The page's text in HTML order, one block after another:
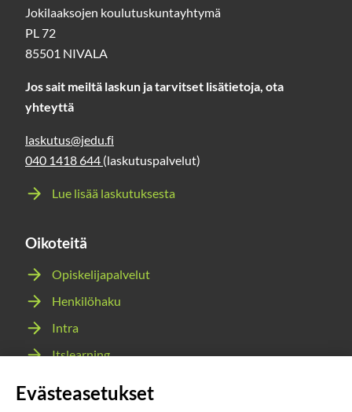
Jokilaaksojen koulutuskuntayhtymä
PL 72
85501 NIVALA
Jos sait meiltä laskun ja tarvitset lisätietoja, ota
yhteyttä
laskutus@jedu.fi
040 1418 644 (laskutuspalvelut)
Lue lisää laskutuksesta
Oikoteitä
Opiskelijapalvelut
Henkilöhaku
Intra
Itslearning
Evästeasetukset